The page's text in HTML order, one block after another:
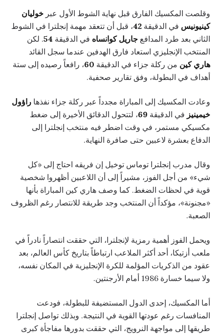
وقلصت المكسيك الفارق قبل نهاية الشوط الأول عبر خوليان
كينيونيس في الدقيقة 42، قبل أن تتعقد مهمة إنجلترا في الشوط
الثاني بعد طرد المدافع جاريل كوانساه في الدقيقة 54. لكن
المنتخب الإنجليزي استعاد فارق الهدفين عندما سجل القائد
هاري كين من ركلة جزاء في الدقيقة 60، رافعاً رصيده إلى ستة
أهداف في البطولة، وفق تقارير صحفية.
وعادت المكسيك إلى المباراة مجدداً عبر ركلة جزاء نفذها راؤول
خيمينيز في الدقيقة 69، لتتحول الدقائق الأخيرة إلى ضغط
مكسيكي مستمر، في وقت اضطر فيه منتخب إنجلترا إلى
الدفاع بعشرة لاعبين حتى صافرة النهاية.
وقال مدرب إنجلترا توماس توخيل إن فريقه احتاج إلى «كل
شيء» من أجل الفوز، مشيراً إلى أن اللاعبين أظهروا شخصية
قوية في لحظات الضغط. كما وصف هاري كين المباراة بأنها
«مجنونة»، مؤكداً أن المنتخب وجد طريقة للانتصار رغم الظروف
الصعبة.
ويحمل الفوز أهمية رمزية لإنجلترا، التي حققت انتصاراً نادراً في
ملعب أزتيكا، أحد أكثر الملاعب ارتباطاً بتاريخ كأس العالم، بعد
عقود من الذكريات المؤلمة للكرة الإنجليزية في المكان نفسه،
ولا سيما خسارة 1986 أمام الأرجنتين.
أما المكسيك، إحدى الدول المستضيفة للبطولة، فودعت
المنافسات رغم عودتها القوية في النتيجة. وبذلك تواصل إنجلترا
طريقها إلى مواجهة النرويج، التي حققت بدورها مفاجأة كبرى